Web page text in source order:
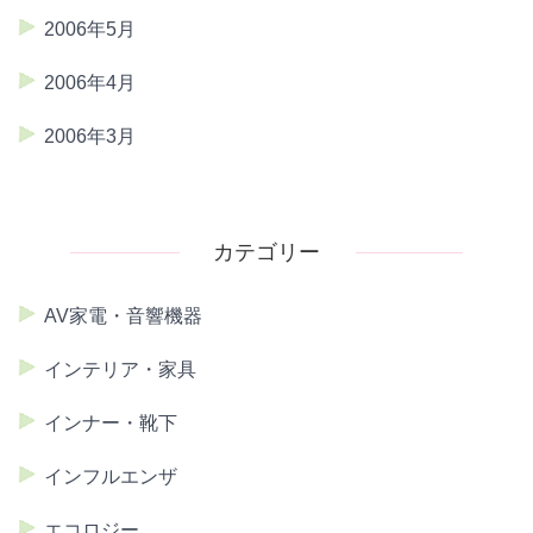
2006年5月
2006年4月
2006年3月
カテゴリー
AV家電・音響機器
インテリア・家具
インナー・靴下
インフルエンザ